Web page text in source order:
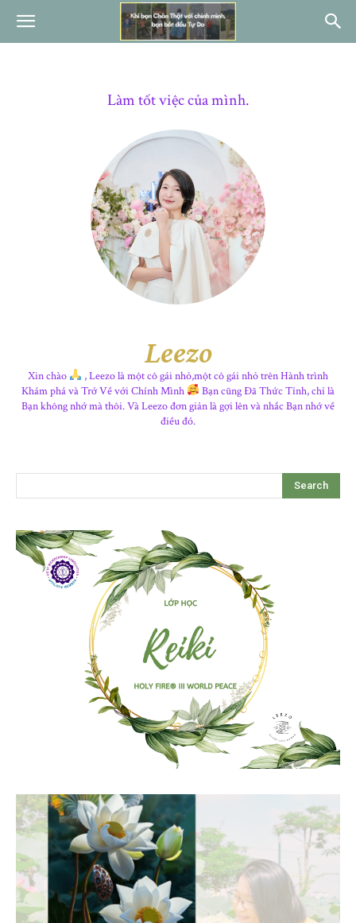
Làm tốt việc của mình.
Leezo
Xin chào
, Leezo là một cô gái nhỏ,một cô gái nhỏ trên Hành trình
Khám phá và Trở Về với Chính Mình
Bạn cũng Đã Thức Tỉnh, chỉ là
Bạn không nhớ mà thôi. Và Leezo đơn giản là gợi lên và nhắc Bạn nhớ về
điều đó.
Search
Thông tin chi tiết các lớp học